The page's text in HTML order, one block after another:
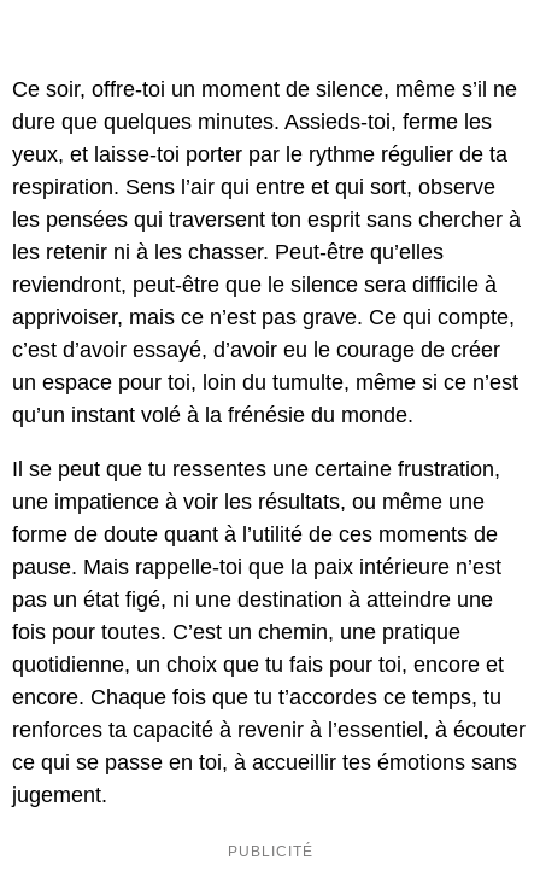
Ce soir, offre-toi un moment de silence, même s’il ne
dure que quelques minutes. Assieds-toi, ferme les
yeux, et laisse-toi porter par le rythme régulier de ta
respiration. Sens l’air qui entre et qui sort, observe
les pensées qui traversent ton esprit sans chercher à
les retenir ni à les chasser. Peut-être qu’elles
reviendront, peut-être que le silence sera difficile à
apprivoiser, mais ce n’est pas grave. Ce qui compte,
c’est d’avoir essayé, d’avoir eu le courage de créer
un espace pour toi, loin du tumulte, même si ce n’est
qu’un instant volé à la frénésie du monde.
Il se peut que tu ressentes une certaine frustration,
une impatience à voir les résultats, ou même une
forme de doute quant à l’utilité de ces moments de
pause. Mais rappelle-toi que la paix intérieure n’est
pas un état figé, ni une destination à atteindre une
fois pour toutes. C’est un chemin, une pratique
quotidienne, un choix que tu fais pour toi, encore et
encore. Chaque fois que tu t’accordes ce temps, tu
renforces ta capacité à revenir à l’essentiel, à écouter
ce qui se passe en toi, à accueillir tes émotions sans
jugement.